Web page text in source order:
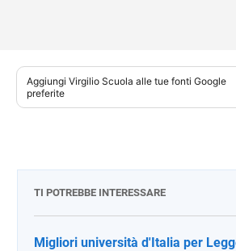
Aggiungi Virgilio Scuola alle tue fonti Google
preferite
TI POTREBBE INTERESSARE
Migliori università d'Italia per